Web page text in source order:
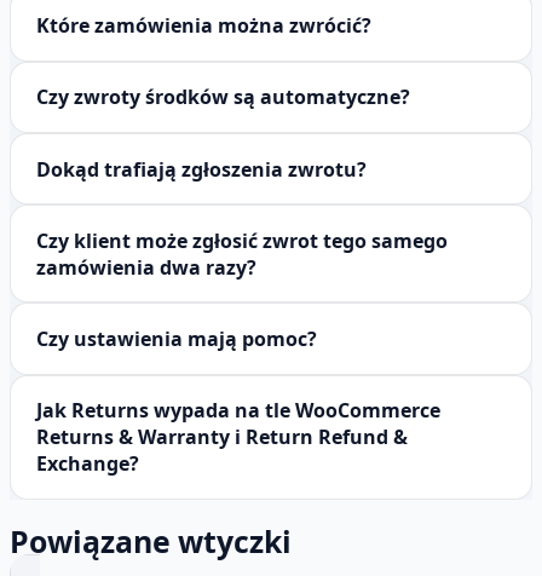
Które zamówienia można zwrócić?
Czy zwroty środków są automatyczne?
Dokąd trafiają zgłoszenia zwrotu?
Czy klient może zgłosić zwrot tego samego
zamówienia dwa razy?
Czy ustawienia mają pomoc?
Jak Returns wypada na tle WooCommerce
Returns & Warranty i Return Refund &
Exchange?
Powiązane wtyczki